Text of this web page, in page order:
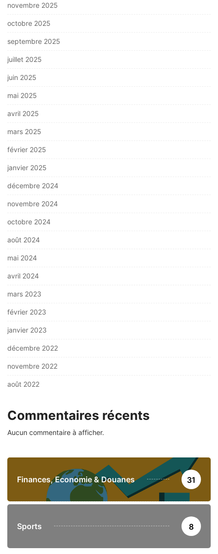
novembre 2025
octobre 2025
septembre 2025
juillet 2025
juin 2025
mai 2025
avril 2025
mars 2025
février 2025
janvier 2025
décembre 2024
novembre 2024
octobre 2024
août 2024
mai 2024
avril 2024
mars 2023
février 2023
janvier 2023
décembre 2022
novembre 2022
août 2022
Commentaires récents
Aucun commentaire à afficher.
Finances, Economie & Douanes 31
Sports 8